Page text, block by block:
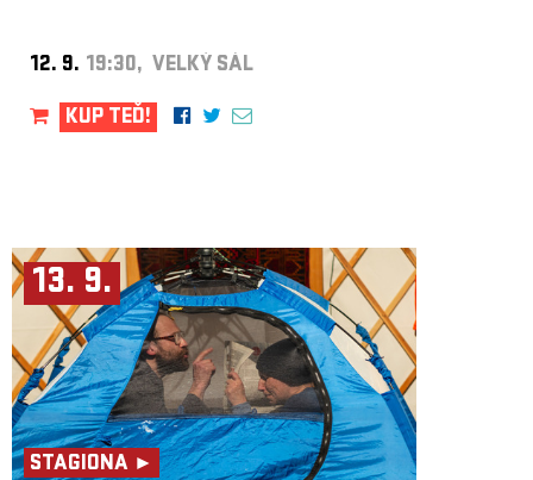
12. 9. 19:30, VELKÝ SÁL
KUP TEĎ!
13. 9.
STAGIONA ►